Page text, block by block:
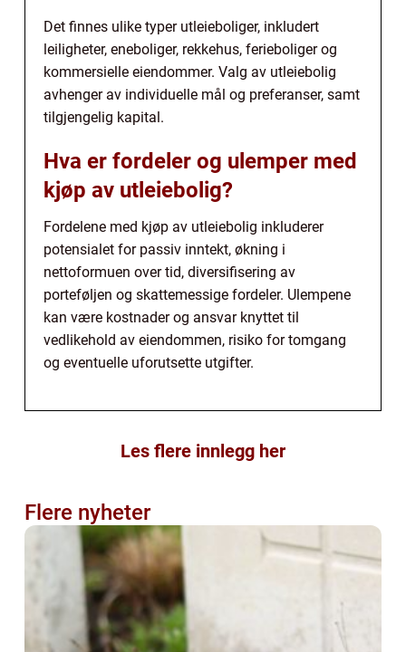
Det finnes ulike typer utleieboliger, inkludert
leiligheter, eneboliger, rekkehus, ferieboliger og
kommersielle eiendommer. Valg av utleiebolig
avhenger av individuelle mål og preferanser, samt
tilgjengelig kapital.
Hva er fordeler og ulemper med
kjøp av utleiebolig?
Fordelene med kjøp av utleiebolig inkluderer
potensialet for passiv inntekt, økning i
nettoformuen over tid, diversifisering av
porteføljen og skattemessige fordeler. Ulempene
kan være kostnader og ansvar knyttet til
vedlikehold av eiendommen, risiko for tomgang
og eventuelle uforutsette utgifter.
Les flere innlegg her
Flere nyheter